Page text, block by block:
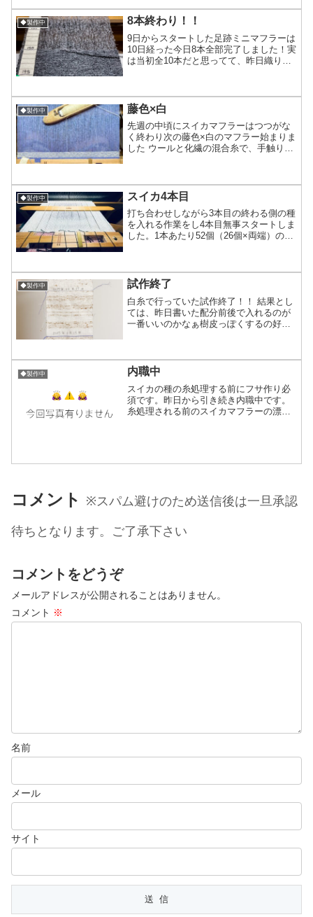
図案からの編み物最初必要な作り目の倍
の目数で編んでしまってやりなおし2回目
は作り目したはずが2周...
◆製作中 8本終わり！！
9日からスタートした足跡ミニマフラーは
10日経った今日8本全部完了しました！実
は当初全10本だと思ってて、昨日織り終
分は有りそうだったから｢足りなかったら
足りなかっ...
◆製作中 藤色×白
先週の中頃にスイカマフラーはつつがな
く終わり次の藤色×白のマフラー始まりま
した ウールと化繊の混合糸で、手触りが
ってます安いからといって作りが粗雑な
訳ではないです(笑)...
◆製作中 スイカ4本目
打ち合わせしながら3本目の終わる側の種
を入れる作業をし4本目無事スタートしま
した。1本あたり52個（26個×両端）の種
目あたりをやる頃には手際良くなってサ
クサク進みか...
◆製作中 試作終了
白糸で行っていた試作終了！！ 結果とし
ては、昨日書いた配分前後で入れるのが
一番いいのかなぁ樹皮っぽくするの好き
は抜群！)そんな気持ちで落ち着きました
とはいえ、実際にス...
◆製作中 内職中
スイカの種の糸処理する前にフサ作り必
須です。昨日から引き続き内職中です。
糸処理される前のスイカマフラーの漂う
コメント ※スパム避けのため送信後は一旦承認
待ちとなります。ご了承下さい
コメントをどうぞ
メールアドレスが公開されることはありません。
コメント ※
名前
メール
サイト